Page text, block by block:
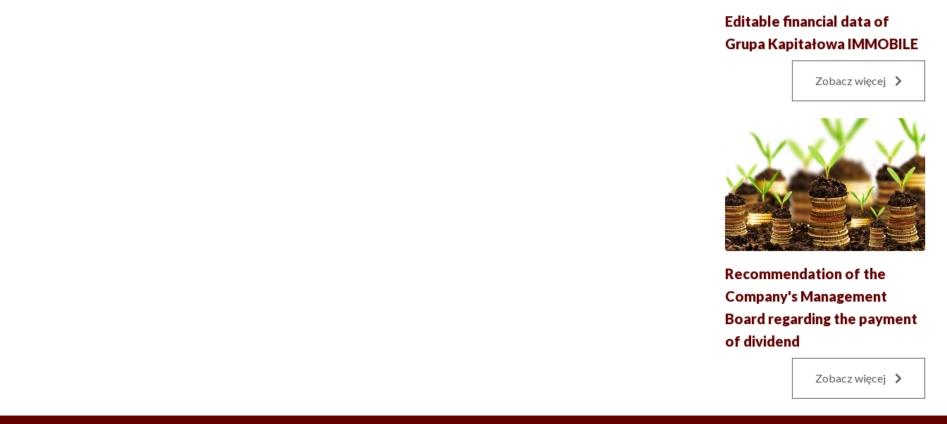
Editable financial data of
Grupa Kapitałowa IMMOBILE
Zobacz więcej
Recommendation of the
Company's Management
Board regarding the payment
of dividend
Zobacz więcej